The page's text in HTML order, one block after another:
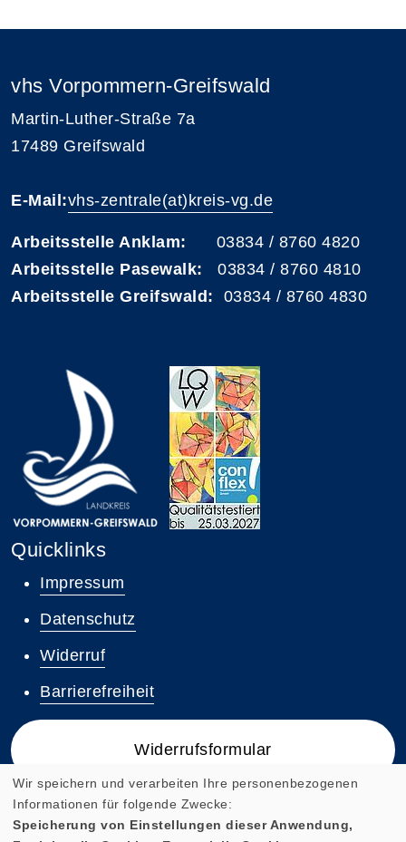
vhs Vorpommern-Greifswald
Martin-Luther-Straße 7a
17489 Greifswald
E-Mail:vhs-zentrale(at)kreis-vg.de
Arbeitsstelle Anklam: 03834 / 8760 4820
Arbeitsstelle Pasewalk: 03834 / 8760 4810
Arbeitsstelle Greifswald: 03834 / 8760 4830
Quicklinks
Impressum
Datenschutz
Widerruf
Barrierefreiheit
Widerrufsformular
Wir speichern und verarbeiten Ihre personenbezogenen
Informationen für folgende Zwecke:
Speicherung von Einstellungen dieser Anwendung,